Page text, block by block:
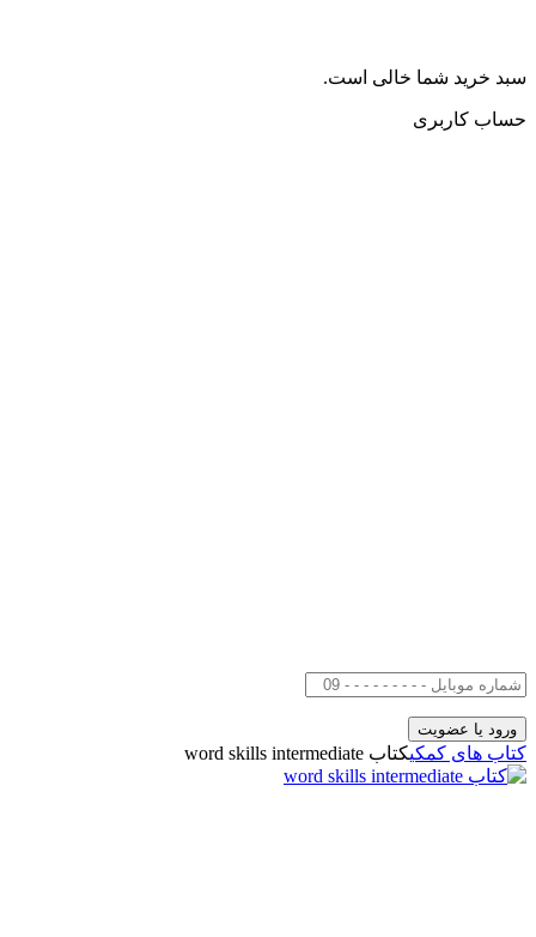
سبد خرید شما خالی است.
حساب کاربری
کتاب های کمکیکتاب word skills intermediate